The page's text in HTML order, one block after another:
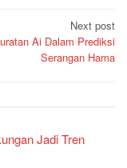
Next post
Ai Dalam Prediksi
Serangan Hama
Jadi Tren